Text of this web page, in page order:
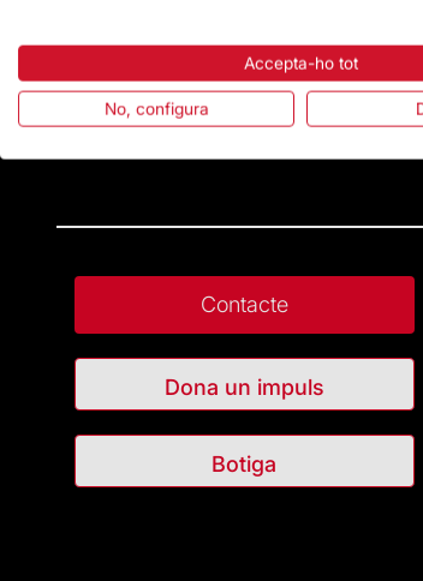
Contacte
Dona un impuls
Botiga
Accepta-ho tot
No, configura